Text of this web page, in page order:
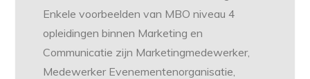
Enkele voorbeelden van MBO niveau 4
opleidingen binnen Marketing en
Communicatie zijn Marketingmedewerker,
Medewerker Evenementenorganisatie,